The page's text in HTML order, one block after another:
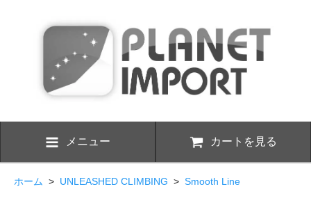
メニュー カートを見る
ホーム > UNLEASHED CLIMBING > Smooth Line